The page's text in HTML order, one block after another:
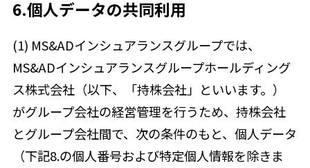
6.個人データの共同利用
(1) MS&ADインシュアランスグループでは、
MS&ADインシュアランスグループホールディング
ス株式会社（以下、「持株会社」といいます。）
がグループ会社の経営管理を行うため、持株会社
とグループ会社間で、次の条件のもと、個人データ
（下記8.の個人番号および特定個人情報を除きま